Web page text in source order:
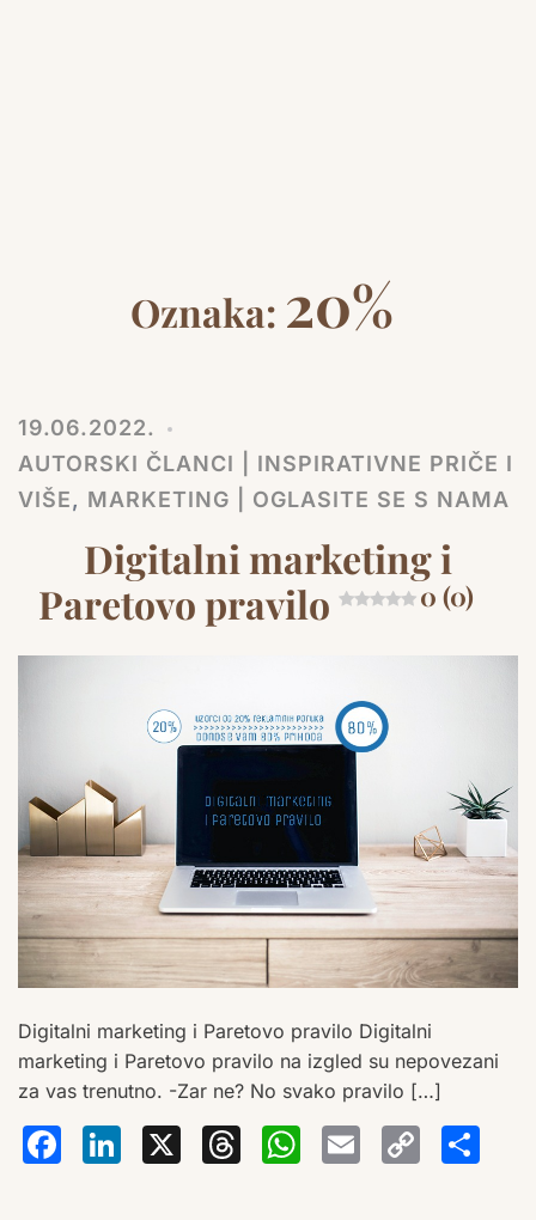
Oznaka: 20%
19.06.2022.
AUTORSKI ČLANCI | INSPIRATIVNE PRIČE I
VIŠE, MARKETING | OGLASITE SE S NAMA
Digitalni marketing i
Paretovo pravilo
0 (0)
Digitalni marketing i Paretovo pravilo Digitalni
marketing i Paretovo pravilo na izgled su nepovezani
za vas trenutno. -Zar ne? No svako pravilo […]
Facebook
LinkedIn
X Threads
Email